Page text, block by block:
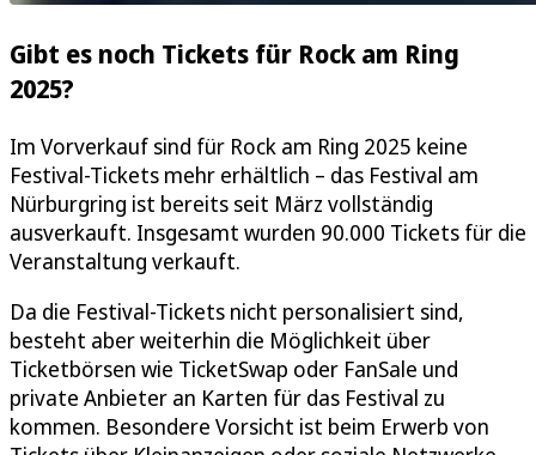
Gibt es noch Tickets für Rock am Ring
2025?
Im Vorverkauf sind für Rock am Ring 2025 keine
Festival-Tickets mehr erhältlich – das Festival am
Nürburgring ist bereits seit März vollständig
ausverkauft. Insgesamt wurden 90.000 Tickets für die
Veranstaltung verkauft.
Da die Festival-Tickets nicht personalisiert sind,
besteht aber weiterhin die Möglichkeit über
Ticketbörsen wie TicketSwap oder FanSale und
private Anbieter an Karten für das Festival zu
kommen. Besondere Vorsicht ist beim Erwerb von